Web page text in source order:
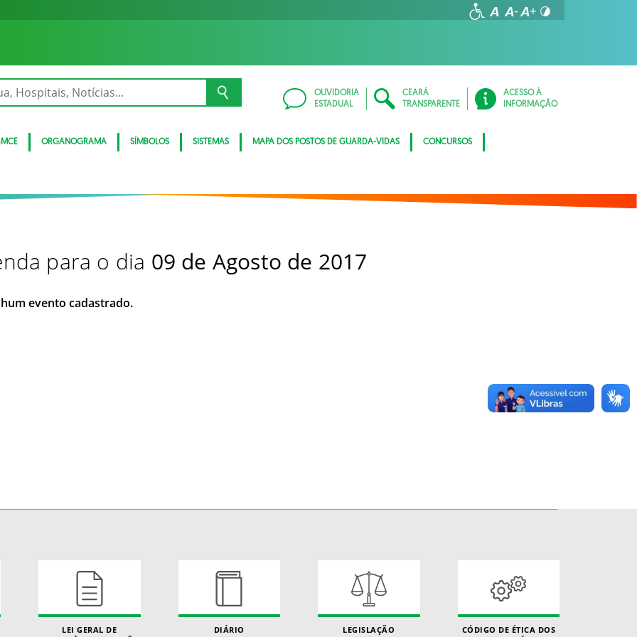
OUVIDORIA
ESTADUAL
CEARÁ
TRANSPARENTE
ACESSO À
INFORMAÇÃO
ORGANOGRAMA SÍMBOLOS SISTEMAS MAPA DOS POSTOS DE GUARDA-VIDAS CONCURSOS
para o dia 09 de Agosto de 2017
evento cadastrado.
LEI GERAL DE
DIÁRIO
LEGISLAÇÃO
CÓDIGO DE ÉTICA DOS